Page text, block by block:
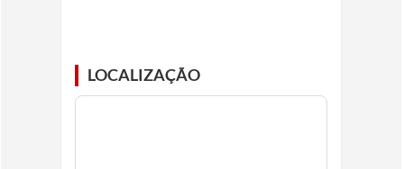
LOCALIZAÇÃO